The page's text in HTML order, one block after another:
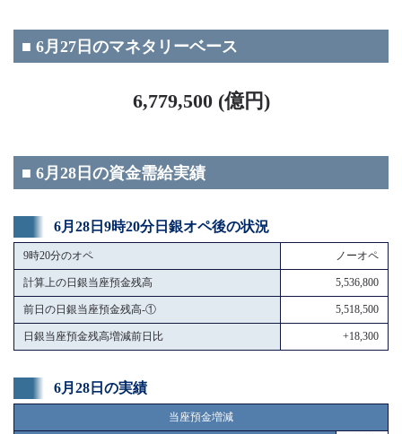
■ 6月27日のマネタリーベース
6,779,500 (億円)
■ 6月28日の資金需給実績
6月28日9時20分日銀オペ後の状況
9時20分のオペ ノーオペ
計算上の日銀当座預金残高 5,536,800
前日の日銀当座預金残高-① 5,518,500
日銀当座預金残高増減前日比 +18,300
6月28日の実績
当座預金増減